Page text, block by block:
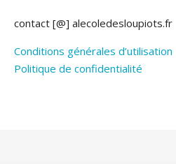
contact [@] alecoledesloupiots.fr
Conditions générales d’utilisation
Politique de confidentialité